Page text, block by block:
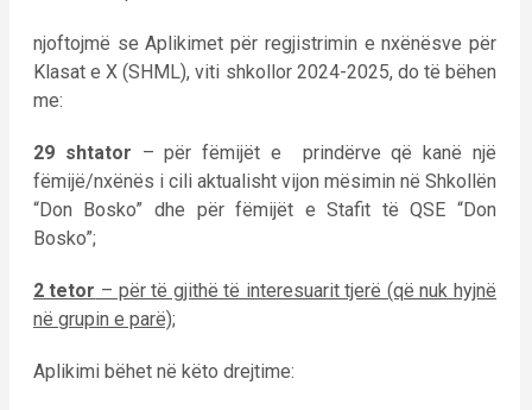
njoftojmë se Aplikimet për regjistrimin e nxënësve për
Klasat e X (SHML), viti shkollor 2024-2025, do të bëhen
me:
29 shtator – për fëmijët e prindërve që kanë një
fëmijë/nxënës i cili aktualisht vijon mësimin në Shkollën
“Don Bosko” dhe për fëmijët e Stafit të QSE “Don
Bosko”;
2 tetor – për të gjithë të interesuarit tjerë (që nuk hyjnë
në grupin e parë);
Aplikimi bëhet në këto drejtime: